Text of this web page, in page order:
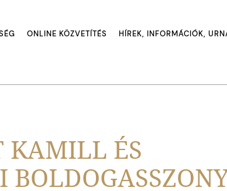
ONLINE KÖZVETÍTÉS HÍREK, INFORMÁCIÓK,
KAMILL ÉS